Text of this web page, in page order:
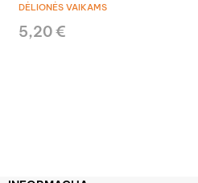
DĖLIONĖS VAIKAMS
5,20 €